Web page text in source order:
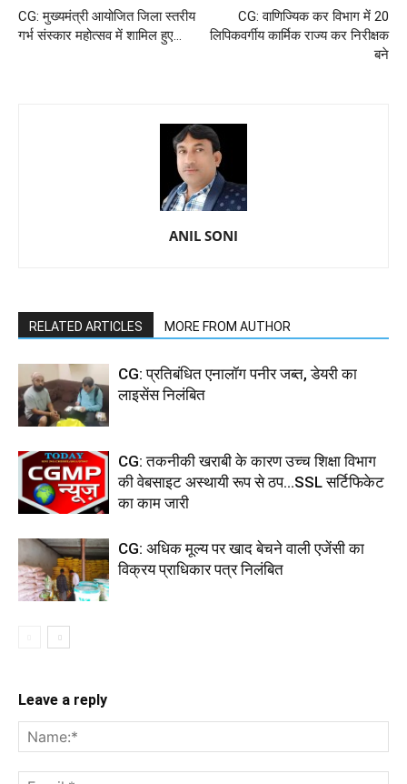
CG: मुख्यमंत्री आयोजित जिला स्तरीय
गर्भ संस्कार महोत्सव में शामिल हुए...
CG: वाणिज्यिक कर विभाग में 20
लिपिकवर्गीय कार्मिक राज्य कर निरीक्षक
बने
ANIL SONI
RELATED ARTICLES MORE FROM AUTHOR
CG: प्रतिबंधित एनालॉग पनीर जब्त, डेयरी का
लाइसेंस निलंबित
CG: तकनीकी खराबी के कारण उच्च शिक्षा विभाग
की वेबसाइट अस्थायी रूप से ठप...SSL सर्टिफिकेट
का काम जारी
CG: अधिक मूल्य पर खाद बेचने वाली एजेंसी का
विक्रय प्राधिकार पत्र निलंबित
Leave a reply